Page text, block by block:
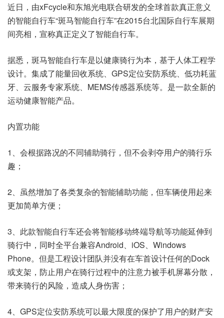
近日，由xFcycle和东旭光电联合研发的全球首款真正意义
的智能自行车“斑马智能自行车”在2015台北国际自行车展期
间亮相，宣称真正定义了智能自行车。
据悉，斑马智能自行车是以健康骑行为本，基于人体工程学
设计。集成了能量回收系统、GPS定位安防系统、低功耗蓝
牙、云服务专家系统、MEMS传感器系统等。是一款全新的
运动健康智能产品。
内置功能
1、会根据路况的不同辅助骑行，但不会剥夺用户的骑行乐
趣；
2、虽然增加了各类复杂的智能辅助功能，但车辆使用起来
更加简单方便；
3、此款智能自行车还会将智能移动终端导航等功能延伸到
骑行中，同时全平台兼容Android、iOS、Windows
Phone。但是工程设计团队并没有在车首设计任何的Dock
或支架，防止用户在骑行过程中的注意力被手机屏幕分散，
带来骑行的风险，造成人身伤害；
4、GPS定位安防系统可以最大限度的保护了用户的财产安